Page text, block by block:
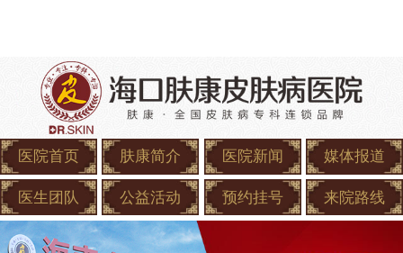
医院首页 肤康简介 医院新闻 媒体报道
医生团队 公益活动 预约挂号 来院路线